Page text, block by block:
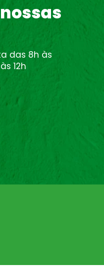
das 8h às
12h